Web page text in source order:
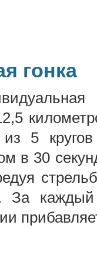
гонка
5
в 30
За